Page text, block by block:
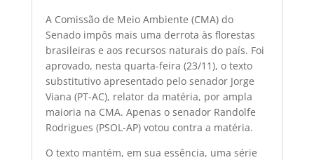
A Comissão de Meio Ambiente (CMA) do
Senado impôs mais uma derrota às florestas
brasileiras e aos recursos naturais do país. Foi
aprovado, nesta quarta-feira (23/11), o texto
substitutivo apresentado pelo senador Jorge
Viana (PT-AC), relator da matéria, por ampla
maioria na CMA. Apenas o senador Randolfe
Rodrigues (PSOL-AP) votou contra a matéria.
O texto mantém, em sua essência, uma série